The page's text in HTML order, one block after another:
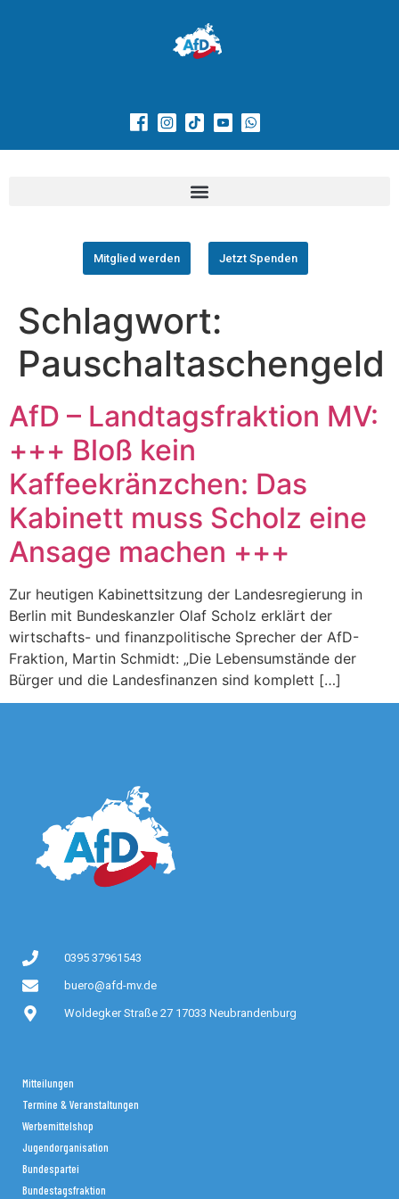
Mitglied werden Jetzt Spenden
Schlagwort:
Pauschaltaschengeld
AfD – Landtagsfraktion MV:
+++ Bloß kein
Kaffeekränzchen: Das
Kabinett muss Scholz eine
Ansage machen +++
Zur heutigen Kabinettsitzung der Landesregierung in
Berlin mit Bundeskanzler Olaf Scholz erklärt der
wirtschafts- und finanzpolitische Sprecher der AfD-
Fraktion, Martin Schmidt: „Die Lebensumstände der
Bürger und die Landesfinanzen sind komplett […]
0395 37961543
buero@afd-mv.de
Woldegker Straße 27 17033 Neubrandenburg
Mitteilungen
Termine & Veranstaltungen
Werbemittelshop
Jugendorganisation
Bundespartei
Bundestagsfraktion